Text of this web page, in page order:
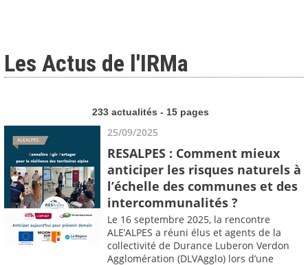
Les Actus de l'IRMa
233 actualités - 15 pages
25/09/2025
RESALPES : Comment mieux
anticiper les risques naturels à
l’échelle des communes et des
intercommunalités ?
Le 16 septembre 2025, la rencontre
ALE’ALPES a réuni élus et agents de la
collectivité de Durance Luberon Verdon
Agglomération (DLVAgglo) lors d’une